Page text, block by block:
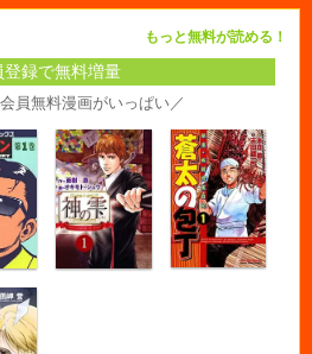
もっと無料が読める！
登録で無料増量
員無料漫画がいっぱい／